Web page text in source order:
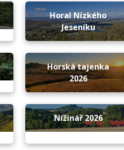
Horal Nízkého
Jeseníku
Horská tajenka
2026
Nížinář 2026